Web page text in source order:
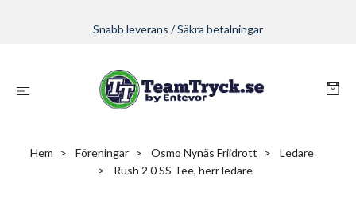
Snabb leverans / Säkra betalningar
Hem Föreningar Ösmo Nynäs Friidrott
Ledare
Rush 2.0 SS Tee, herr ledare